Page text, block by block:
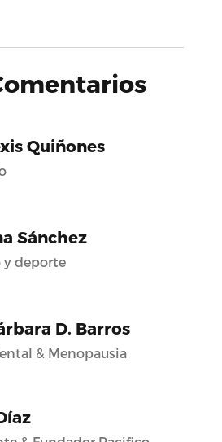
Quiñones
Sánchez
y deporte
D. Barros
& Menopausia